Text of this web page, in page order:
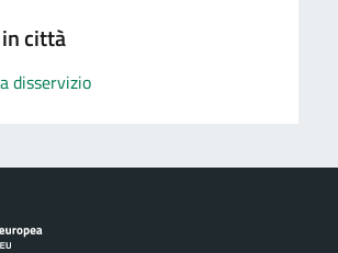
città
disservizio